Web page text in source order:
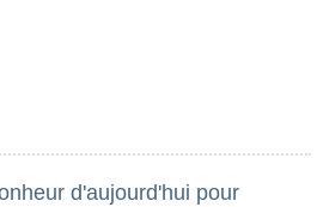
d'aujourd'hui pour